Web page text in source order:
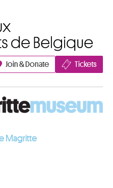
Join & Donate
Tickets
Magritte